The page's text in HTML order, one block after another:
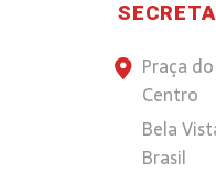
Praça
Centro
Bela
Brasil